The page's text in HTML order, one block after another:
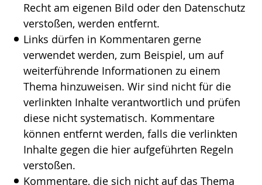
Recht am eigenen Bild oder den Datenschutz
verstoßen, werden entfernt.
Links dürfen in Kommentaren gerne
verwendet werden, zum Beispiel, um auf
weiterführende Informationen zu einem
Thema hinzuweisen. Wir sind nicht für die
verlinkten Inhalte verantwortlich und prüfen
diese nicht systematisch. Kommentare
können entfernt werden, falls die verlinkten
Inhalte gegen die hier aufgeführten Regeln
verstoßen.
Kommentare, die sich nicht auf das Thema